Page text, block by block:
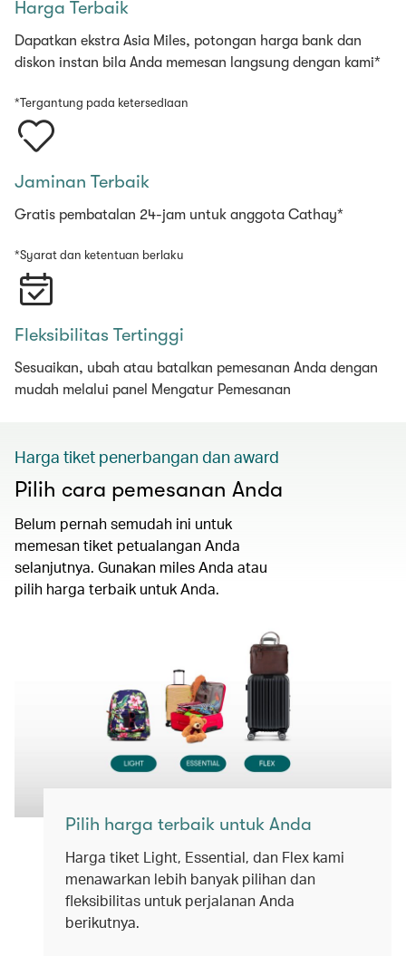
Harga Terbaik
Dapatkan ekstra Asia Miles, potongan harga bank dan
diskon instan bila Anda memesan langsung dengan kami*
*Tergantung pada ketersediaan
Jaminan Terbaik
Gratis pembatalan 24-jam untuk anggota Cathay*
*Syarat dan ketentuan berlaku
Fleksibilitas Tertinggi
Sesuaikan, ubah atau batalkan pemesanan Anda dengan
mudah melalui panel Mengatur Pemesanan
Harga tiket penerbangan dan award
Pilih cara pemesanan Anda
Belum pernah semudah ini untuk
memesan tiket petualangan Anda
selanjutnya. Gunakan miles Anda atau
pilih harga terbaik untuk Anda.
Pilih harga terbaik untuk Anda
Harga tiket Light, Essential, dan Flex kami
menawarkan lebih banyak pilihan dan
fleksibilitas untuk perjalanan Anda
berikutnya.